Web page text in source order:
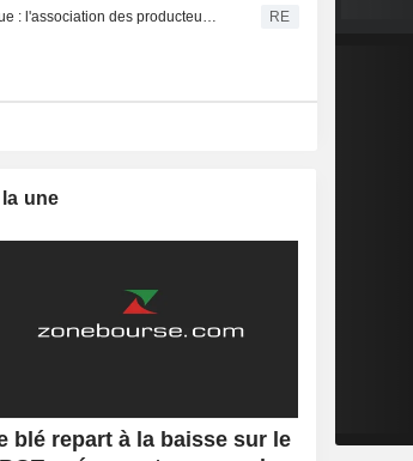
Mexique : l'association des producteurs d'avocats estime que l'arrêt des inspections américaines ne devrait pas perturber l'offre RE
la une
blé repart à la baisse sur le